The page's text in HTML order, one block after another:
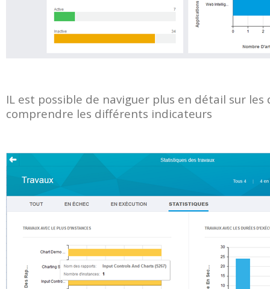
IL est possible de naviguer plus en détail sur
comprendre les différents indicateurs